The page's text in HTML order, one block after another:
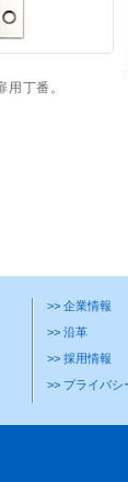
用丁番。
>> 企業情報
>> 沿革
>> 採用情報
>> プライバシ